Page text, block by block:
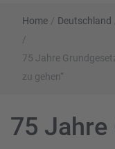
Home / Deutschland
/
75 Jahre
zu gehen“
75 Jahre